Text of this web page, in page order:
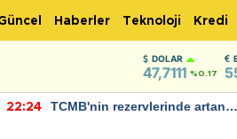
Haberler Teknoloji Kredi
DOLAR
47,7111 %0.17
22:24
TCMB'nin rezervlerinde artan